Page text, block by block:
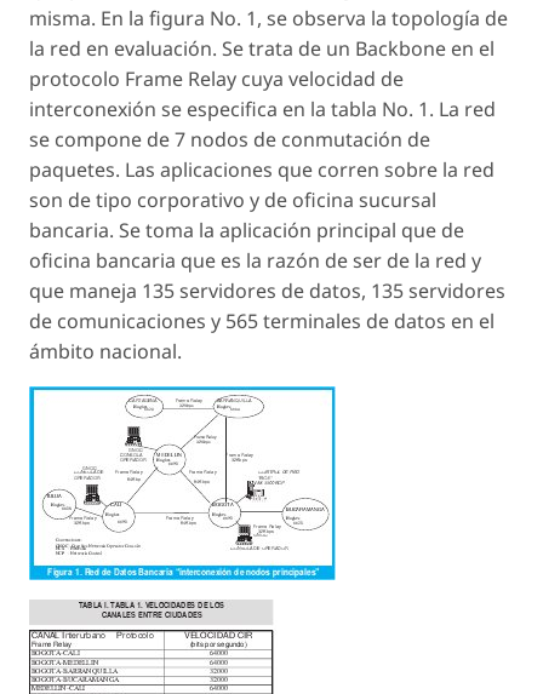
misma. En la figura No. 1, se observa la topología de
la red en evaluación. Se trata de un Backbone en el
protocolo Frame Relay cuya velocidad de
interconexión se especifica en la tabla No. 1. La red
se compone de 7 nodos de conmutación de
paquetes. Las aplicaciones que corren sobre la red
son de tipo corporativo y de oficina sucursal
bancaria. Se toma la aplicación principal que de
oficina bancaria que es la razón de ser de la red y
que maneja 135 servidores de datos, 135 servidores
de comunicaciones y 565 terminales de datos en el
ámbito nacional.